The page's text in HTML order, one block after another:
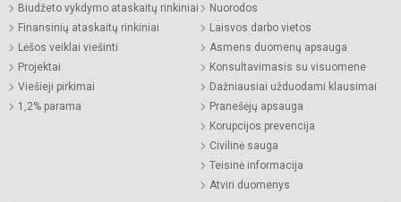
Biudžeto vykdymo ataskaitų rinkiniai
Finansinių ataskaitų rinkiniai
Lėšos veiklai viešinti
Projektai
Viešieji pirkimai
1,2% parama
Nuorodos
Laisvos darbo vietos
Asmens duomenų apsauga
Konsultavimasis su visuomene
Dažniausiai užduodami klausimai
Pranešėjų apsauga
Korupcijos prevencija
Civilinė sauga
Teisinė informacija
Atviri duomenys